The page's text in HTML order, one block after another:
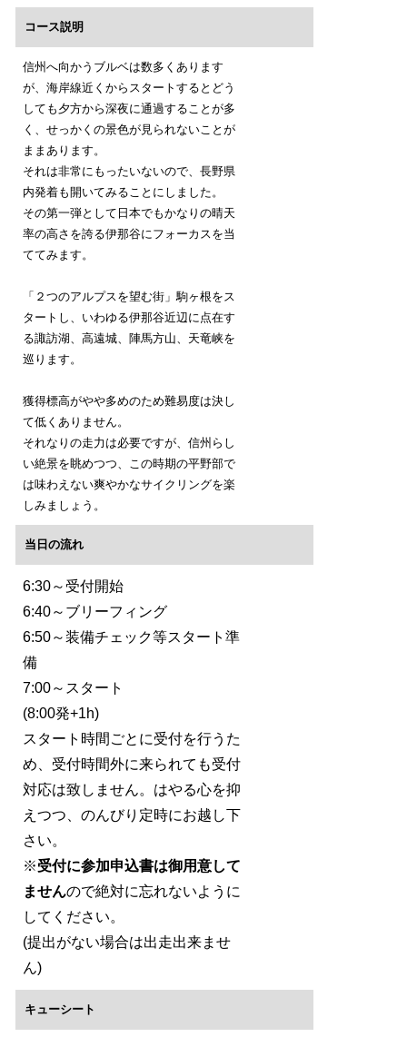
コース説明
信州へ向かうブルベは数多くあります
が、海岸線近くからスタートするとどう
しても夕方から深夜に通過することが多
く、せっかくの景色が見られないことが
ままあります。
それは非常にもったいないので、長野県
内発着も開いてみることにしました。
その第一弾として日本でもかなりの晴天
率の高さを誇る伊那谷にフォーカスを当
ててみます。
「２つのアルプスを望む街」駒ヶ根をス
タートし、いわゆる伊那谷近辺に点在す
る諏訪湖、高遠城、陣馬方山、天竜峡を
巡ります。
獲得標高がやや多めのため難易度は決し
て低くありません。
それなりの走力は必要ですが、信州らし
い絶景を眺めつつ、この時期の平野部で
は味わえない爽やかなサイクリングを楽
しみましょう。
当日の流れ
6:30～受付開始
6:40～ブリーフィング
6:50～装備チェック等スタート準
備
7:00～スタート
(8:00発+1h)
スタート時間ごとに受付を行うた
め、受付時間外に来られても受付
対応は致しません。はやる心を抑
えつつ、のんびり定時にお越し下
さい。
※受付に参加申込書は御用意して
ませんので絶対に忘れないように
してください。
(提出がない場合は出走出来ませ
ん)
キューシート